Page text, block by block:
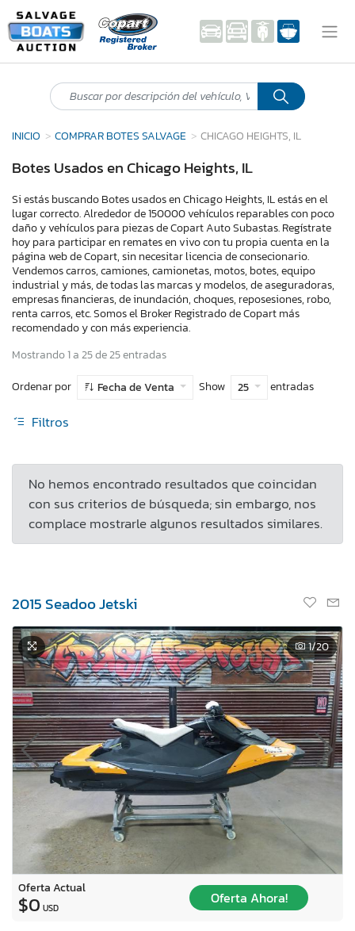
INICIO COMPRAR BOTES SALVAGE CHICAGO HEIGHTS, IL
Botes Usados en Chicago Heights, IL
Si estás buscando Botes usados en Chicago Heights, IL estás en el
lugar correcto. Alrededor de 150000 vehículos reparables con poco
daño y vehículos para piezas de Copart Auto Subastas. Regístrate
hoy para participar en remates en vivo con tu propia cuenta en la
página web de Copart, sin necesitar licencia de consecionario.
Vendemos carros, camiones, camionetas, motos, botes, equipo
industrial y más, de todas las marcas y modelos, de aseguradoras,
empresas financieras, de inundación, choques, reposesiones, robo,
renta carros, etc. Somos el Broker Registrado de Copart más
recomendado y con más experiencia.
Mostrando 1 a 25 de 25 entradas
Ordenar por
Fecha de Venta Show 25 entradas
Filtros
No hemos encontrado resultados que coincidan
con sus criterios de búsqueda; sin embargo, nos
complace mostrarle algunos resultados similares.
2015 Seadoo Jetski
1/20
Oferta Actual
$0 USD
Oferta Ahora!